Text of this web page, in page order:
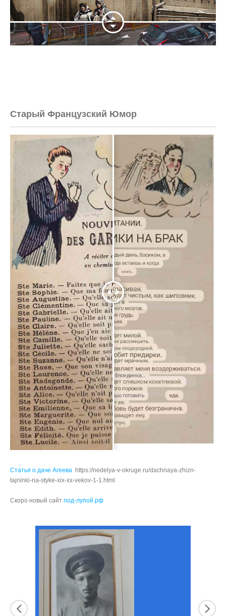
Старый Французский Юмор
Статья о даче Агеева https://nedelya-v-okruge.ru/dachnaya-zhizn-
tajninki-na-styke-xix-xx-vekov-1-1.html
Скоро новый сайт под-лупой.рф